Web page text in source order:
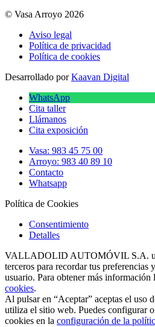
© Vasa Arroyo 2026
Aviso legal
Política de privacidad
Política de cookies
Desarrollado porKaavan Digital
WhatsApp
Cita taller
Llámanos
Cita exposición
Vasa: 983 45 75 00
Arroyo: 983 40 89 10
Contacto
Whatsapp
Política de Cookies
Consentimiento
Detalles
VALLADOLID AUTOMÓVIL S.A.
terceros para recordar tus preferencias
usuario. Para obtener más información
cookies.
Al pulsar en “Aceptar” aceptas el uso
utiliza el sitio web. Puedes configurar
cookies en la configuración de la